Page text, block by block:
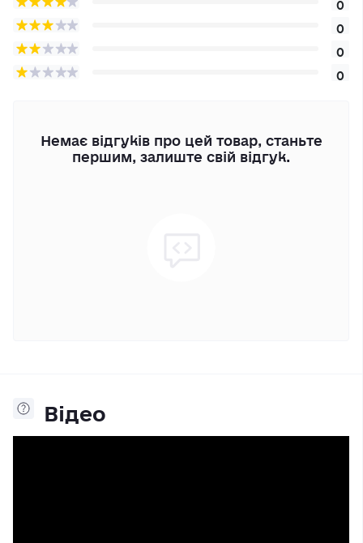
0
0
0
Немає відгуків про цей товар, станьте
першим, залиште свій відгук.
Відео